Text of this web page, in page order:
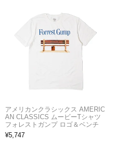
アメリカンクラシックス AMERIC
AN CLASSICS ムービーTシャツ
フォレストガンプ ロゴ＆ベンチ
¥5,747